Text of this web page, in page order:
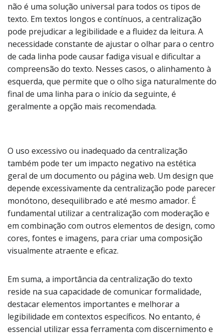
não é uma solução universal para todos os tipos de
texto. Em textos longos e contínuos, a centralização
pode prejudicar a legibilidade e a fluidez da leitura. A
necessidade constante de ajustar o olhar para o centro
de cada linha pode causar fadiga visual e dificultar a
compreensão do texto. Nesses casos, o alinhamento à
esquerda, que permite que o olho siga naturalmente do
final de uma linha para o início da seguinte, é
geralmente a opção mais recomendada.
O uso excessivo ou inadequado da centralização
também pode ter um impacto negativo na estética
geral de um documento ou página web. Um design que
depende excessivamente da centralização pode parecer
monótono, desequilibrado e até mesmo amador. É
fundamental utilizar a centralização com moderação e
em combinação com outros elementos de design, como
cores, fontes e imagens, para criar uma composição
visualmente atraente e eficaz.
Em suma, a importância da centralização do texto
reside na sua capacidade de comunicar formalidade,
destacar elementos importantes e melhorar a
legibilidade em contextos específicos. No entanto, é
essencial utilizar essa ferramenta com discernimento e